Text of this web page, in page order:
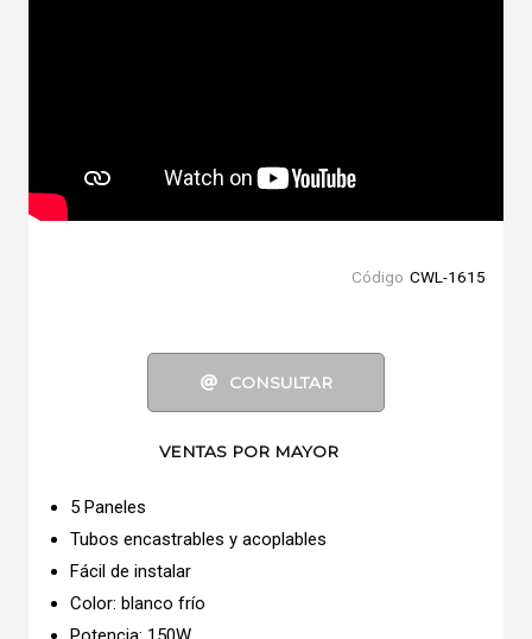
Código CWL-1615
CONSULTAR
VENTAS POR MAYOR
5 Paneles
Tubos encastrables y acoplables
Fácil de instalar
Color: blanco frío